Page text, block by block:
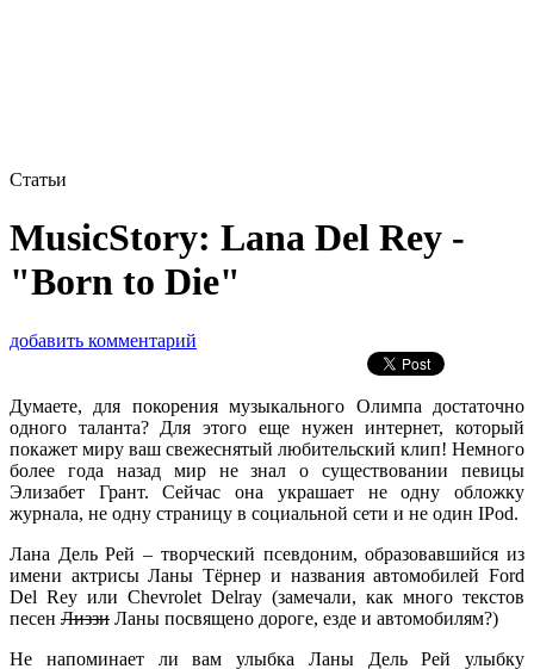
Статьи
MusicStory: Lana Del Rey -
"Born to Die"
добавить комментарий
Думаете, для покорения музыкального Олимпа достаточно
одного таланта? Для этого еще нужен интернет, который
покажет миру ваш свежеснятый любительский клип! Немного
более года назад мир не знал о существовании певицы
Элизабет Грант. Сейчас она украшает не одну обложку
журнала, не одну страницу в социальной сети и не один IPod.
Лана Дель Рей – творческий псевдоним, образовавшийся из
имени актрисы Ланы Тёрнер и названия автомобилей Ford
Del Rey или Chevrolet Delray (замечали, как много текстов
песен Лиззи Ланы посвящено дороге, езде и автомобилям?)
Не напоминает ли вам улыбка Ланы Дель Рей улыбку